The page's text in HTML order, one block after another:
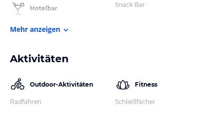
Hotelbar
Snack Bar
Mehr anzeigen
Aktivitäten
Outdoor-Aktivitäten
Radfahren
Fitness
Schließfächer